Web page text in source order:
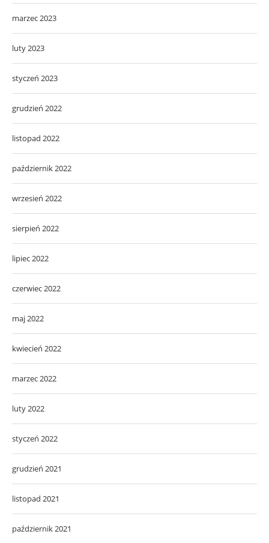
marzec 2023
luty 2023
styczeń 2023
grudzień 2022
listopad 2022
październik 2022
wrzesień 2022
sierpień 2022
lipiec 2022
czerwiec 2022
maj 2022
kwiecień 2022
marzec 2022
luty 2022
styczeń 2022
grudzień 2021
listopad 2021
październik 2021